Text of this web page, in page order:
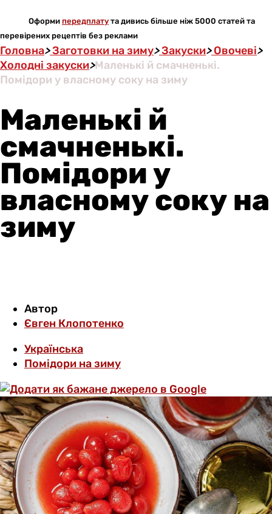
Оформи передплату та дивись більше ніж 5000 статей та
перевірених рецептів без реклами
Головна>Заготовки на зиму>Закуски>Овочеві>
Холодні закуски>Маленькі й смачненькі.
Помідори у власному соку на зиму
Маленькі й
смачненькі.
Помідори у
власному соку на
зиму
Автор
Євген Клопотенко
Українська
Помідори на зиму